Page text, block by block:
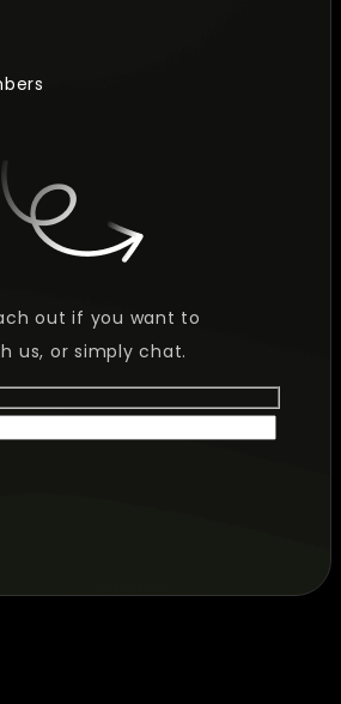
out if you want to
us, or simply chat.